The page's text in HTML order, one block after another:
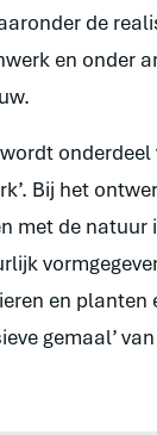
de
en onder
Bij het
met de natuur
en planten
gemaal’